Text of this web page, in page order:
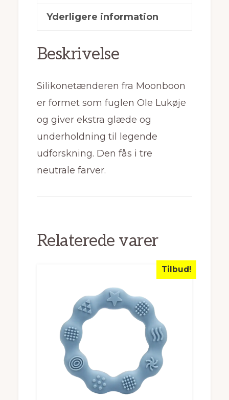
Yderligere information
Beskrivelse
Silikonetænderen fra Moonboon
er formet som fuglen Ole Lukøje
og giver ekstra glæde og
underholdning til legende
udforskning. Den fås i tre
neutrale farver.
Relaterede varer
Tilbud!